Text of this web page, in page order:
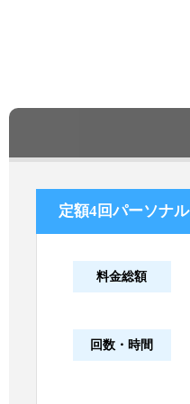
定額4回パーソナル
料金総額
回数・時間